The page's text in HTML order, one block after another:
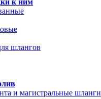
к ним
шлангов
и магистральные шланги